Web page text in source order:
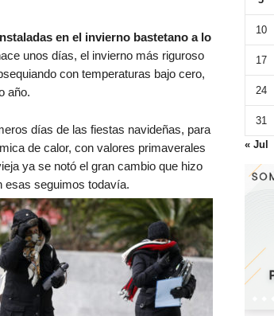
en el invierno bastetano a lo
unos días, el invierno más riguroso
con temperaturas bajo cero,
año.
días de las fiestas navideñas, para
de calor, con valores primaverales
ya se notó el gran cambio que hizo
esas seguimos todavía.
10
17
24
31
« Jul